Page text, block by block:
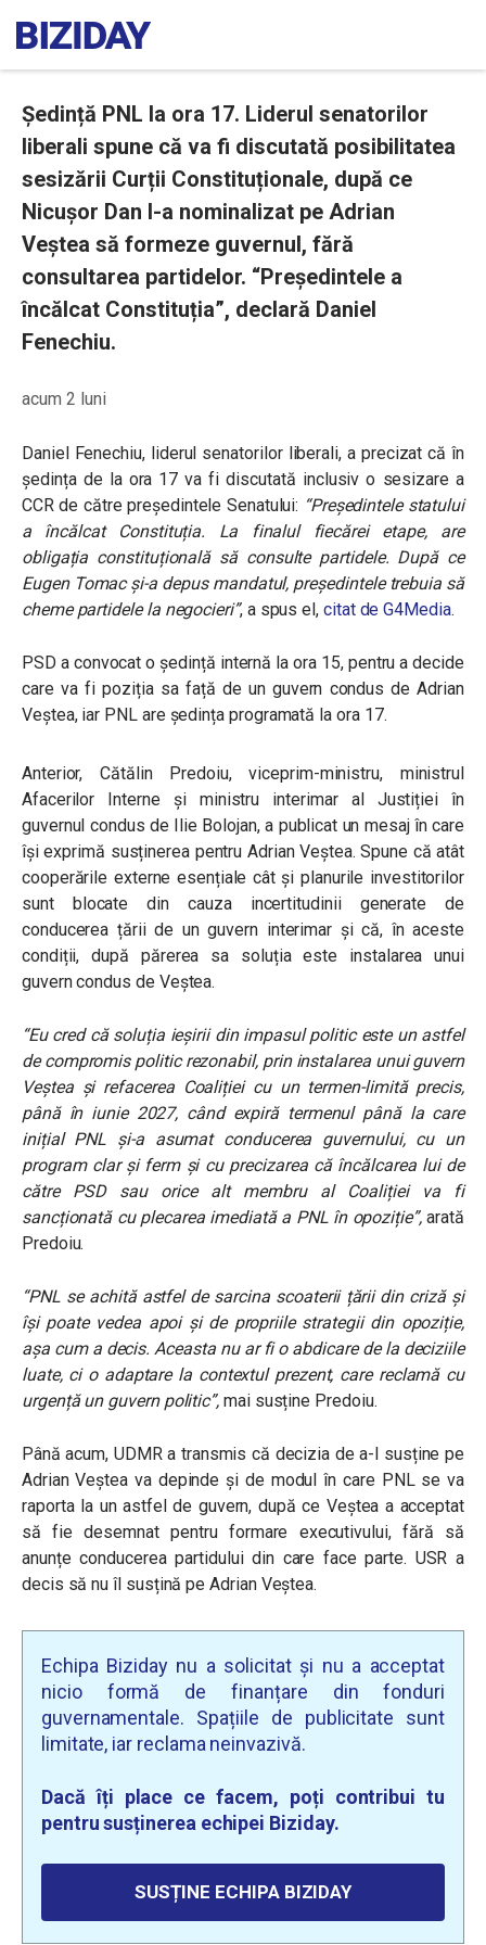
Ședință PNL la ora 17. Liderul senatorilor
liberali spune că va fi discutată posibilitatea
sesizării Curții Constituționale, după ce
Nicușor Dan l-a nominalizat pe Adrian
Veștea să formeze guvernul, fără
consultarea partidelor. “Președintele a
încălcat Constituția”, declară Daniel
Fenechiu.
acum 2 luni
Daniel Fenechiu, liderul senatorilor liberali, a precizat că în
ședința de la ora 17 va fi discutată inclusiv o sesizare a
CCR de către președintele Senatului: “Președintele statului
a încălcat Constituția. La finalul fiecărei etape, are
obligația constituțională să consulte partidele. După ce
Eugen Tomac și-a depus mandatul, președintele trebuia să
cheme partidele la negocieri”, a spus el, citat de G4Media.
PSD a convocat o ședință internă la ora 15, pentru a decide
care va fi poziția sa față de un guvern condus de Adrian
Veștea, iar PNL are ședința programată la ora 17.
Anterior, Cătălin Predoiu,viceprim-ministru, ministrul
Afacerilor Interne și ministru interimar al Justiției în
guvernul condus de Ilie Bolojan, a publicat un mesaj în care
își exprimă susținerea pentru Adrian Veștea. Spune că atât
cooperările externe esențiale cât și planurile investitorilor
sunt blocate din cauza incertitudinii generate de
conducerea țării de un guvern interimar și că, în aceste
condiții, după părerea sa soluția este instalarea unui
guvern condus de Veștea.
“Eu cred că soluția ieșirii din impasul politic este un astfel
de compromis politic rezonabil, prin instalarea unui guvern
Veștea și refacerea Coaliției cu un termen-limită precis,
până în iunie 2027, când expiră termenul până la care
inițial PNL și-a asumat conducerea guvernului, cu un
program clar și ferm și cu precizarea că încălcarea lui de
către PSD sau orice alt membru al Coaliției va fi
sancționată cu plecarea imediată a PNL în opoziție”,arată
Predoiu.
“PNL se achită astfel de sarcina scoaterii țării din criză și
își poate vedea apoi și de propriile strategii din opoziție,
așa cum a decis. Aceasta nu ar fi o abdicare de la deciziile
luate, ci o adaptare la contextul prezent, care reclamă cu
urgență un guvern politic”, mai susține Predoiu.
Până acum, UDMR a transmis că decizia de a-l susține pe
Adrian Veștea va depinde și de modul în care PNL se va
raporta la un astfel de guvern, după ce Veștea a acceptat
să fie desemnat pentru formare executivului, fără să
anunțe conducerea partidului din care face parte. USR a
decis să nu îl susțină pe Adrian Veștea.
Echipa Biziday nu a solicitat și nu a acceptat
nicio formă de finanțare din fonduri
guvernamentale. Spațiile de publicitate sunt
limitate, iar reclama neinvazivă.
Dacă îți place ce facem, poți contribui tu
pentru susținerea echipei Biziday.
SUSȚINE ECHIPA BIZIDAY